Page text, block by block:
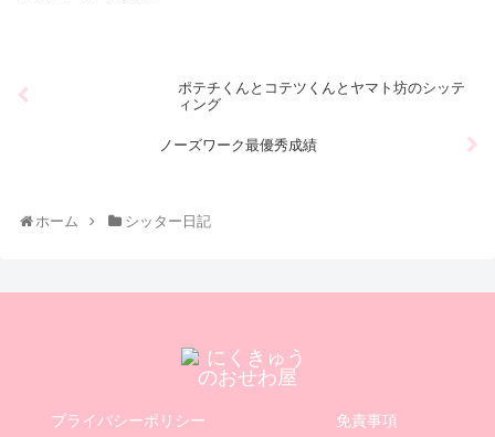
ポテチくんとコテツくんとヤマト坊のシッテ
ィング
ノーズワーク最優秀成績
ホーム シッター日記
プライバシーポリシー 免責事項